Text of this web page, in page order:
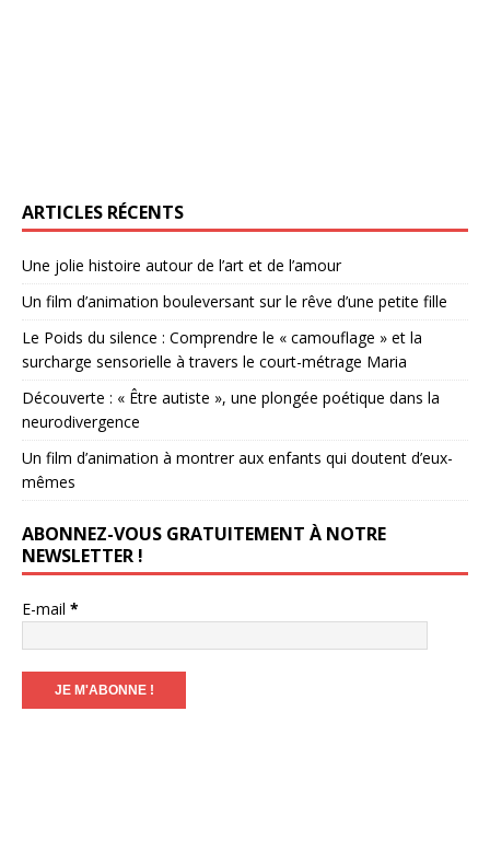
ARTICLES RÉCENTS
Une jolie histoire autour de l’art et de l’amour
Un film d’animation bouleversant sur le rêve d’une petite fille
Le Poids du silence : Comprendre le « camouflage » et la
surcharge sensorielle à travers le court-métrage Maria
Découverte : « Être autiste », une plongée poétique dans la
neurodivergence
Un film d’animation à montrer aux enfants qui doutent d’eux-
mêmes
ABONNEZ-VOUS GRATUITEMENT À NOTRE
NEWSLETTER !
E-mail *